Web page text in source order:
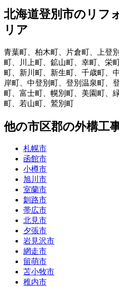
北海道登別市のリフ
リア
青葉町 柏木町 片倉町 上登
町
川上町 鉱山町 幸町 栄
町
新川町 新生町 千歳町
岸町
中登別町 登別温泉町
町
富士町 幌別町 美園町
町
若山町 鷲別町
他の市区郡の外構工
札幌市
函館市
小樽市
旭川市
室蘭市
釧路市
帯広市
北見市
夕張市
岩見沢市
網走市
留萌市
苫小牧市
稚内市